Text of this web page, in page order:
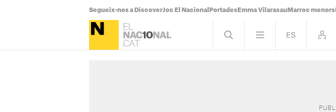
Segueix-nos a DiscoverJoc El Nacional Portades Emma Vilarasau Marroc menors